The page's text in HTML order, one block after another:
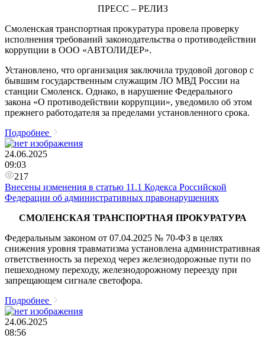
ПРЕСС – РЕЛИЗ
Смоленская транспортная прокуратура провела проверку
исполнения требований законодательства о противодействии
коррупции в ООО «АВТОЛИДЕР».
Установлено, что организация заключила трудовой договор с
бывшим государственным служащим ЛО МВД России на
станции Смоленск. Однако, в нарушение Федерального
закона «О противодействии коррупции», уведомило об этом
прежнего работодателя за пределами установленного срока.
Подробнее
24.06.2025
09:03
217
Внесены изменения в статью 11.1 Кодекса Российской
Федерации об административных правонарушениях
СМОЛЕНСКАЯ ТРАНСПОРТНАЯ ПРОКУРАТУРА
Федеральным законом от 07.04.2025 № 70-ФЗ в целях
снижения уровня травматизма установлена административная
ответственность за переход через железнодорожные пути по
пешеходному переходу, железнодорожному переезду при
запрещающем сигнале светофора.
Подробнее
24.06.2025
08:56